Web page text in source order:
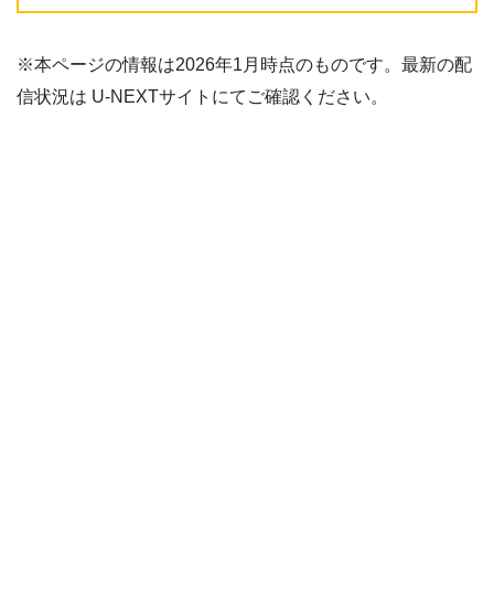
※本ページの情報は2026年1月時点のものです。最新の配
信状況は U-NEXTサイトにてご確認ください。